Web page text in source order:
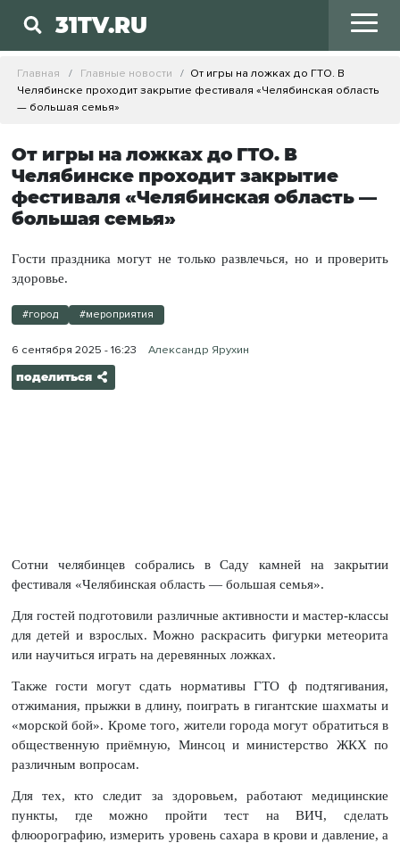
31TV.RU
Главная Главные новости
От игры на ложках до ГТО. В
Челябинске проходит закрытие фестиваля «Челябинская область
— большая семья»
От игры на ложках до ГТО. В
Челябинске проходит закрытие
фестиваля «Челябинская область —
большая семья»
Гости праздника могут не только развлечься, но и проверить
здоровье.
#город #мероприятия
6 сентября 2025 - 16:23 Александр Ярухин
поделиться
Сотни челябинцев собрались в Саду камней на закрытии
фестиваля «Челябинская область — большая семья».
Для гостей подготовили различные активности и мастер-классы
для детей и взрослых. Можно раскрасить фигурки метеорита
или научиться играть на деревянных ложках.
Также гости могут сдать нормативы ГТО ф подтягивания,
отжимания, прыжки в длину, поиграть в гигантские шахматы и
«морской бой». Кроме того, жители города могут обратиться в
общественную приёмную, Минсоц и министерство ЖКХ по
различным вопросам.
Для тех, кто следит за здоровьем, работают медицинские
пункты, где можно пройти тест на ВИЧ, сделать
флюорографию, измерить уровень сахара в крови и давление, а